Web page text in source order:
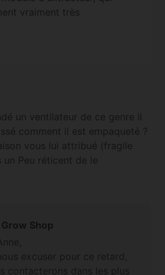
vraiment très
un ventilateur de ce genre il
comment il est empaqueté ?
vous lui attribué (fragile
un Peu réticent de le
Shop